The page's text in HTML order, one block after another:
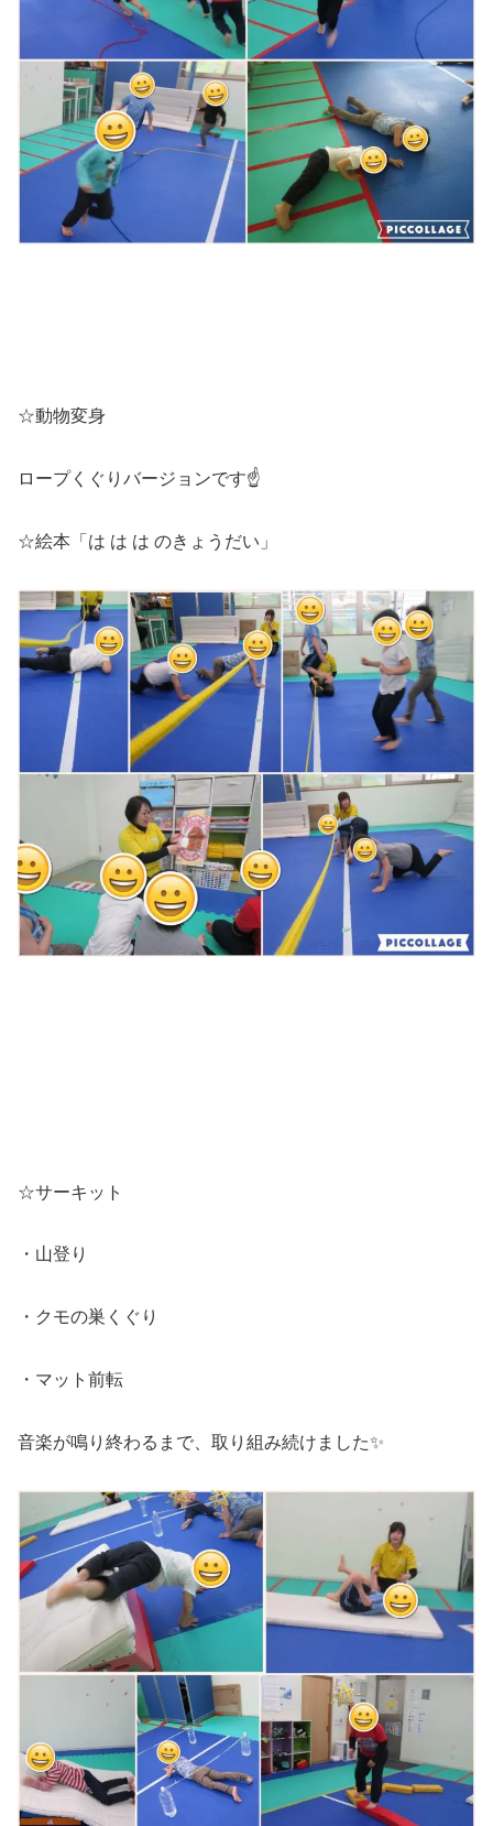
☆動物変身
ロープくぐりバージョンです☝
☆絵本「は は は のきょうだい」
☆サーキット
・山登り
・クモの巣くぐり
・マット前転
音楽が鳴り終わるまで、取り組み続けました✨